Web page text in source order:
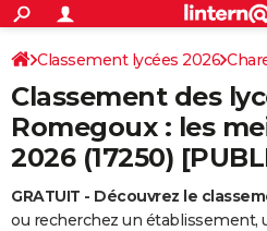
ACTUALITÉS
Politique
Société
Faits Divers
Education
Monde
Villes
+
SPORT
Coupe du monde 2026
Football
Tennis
Cyclisme
Rugby
Forum
Programme TV
TNT
Streaming
Cinéma
Sorties cinéma
Musique
+
FINANCE
Retraite
Impôts
Epargne
Immobilier
Risques naturels par ville
Banque
Assurance
Crédit
AUTO
Classement lycées 2026
Classement des
Romegoux : les
2026 (17250)
GRATUIT - Découvrez le
ou recherchez un établissement,